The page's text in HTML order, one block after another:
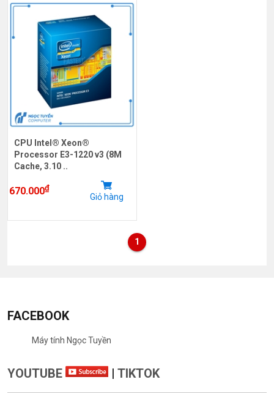
CPU Intel® Xeon®
Processor E3-1220 v3 (8M
Cache, 3.10 ..
670.000₫
Giỏ hàng
1
FACEBOOK
Máy tính Ngọc Tuyền
YOUTUBE | TIKTOK